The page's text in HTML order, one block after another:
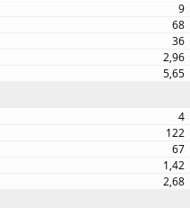
9
68
36
2,96
5,65
4
122
67
1,42
2,68